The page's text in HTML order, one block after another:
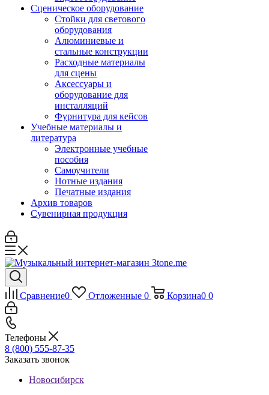
Сценическое оборудование
Стойки для светового
оборудования
Алюминиевые и
стальные конструкции
Расходные материалы
для сцены
Аксессуары и
оборудование для
инсталляций
Фурнитура для кейсов
Учебные материалы и
литература
Электронные учебные
пособия
Самоучители
Нотные издания
Печатные издания
Архив товаров
Сувенирная продукция
Сравнение0 Отложенные 0 Корзина0 0
Телефоны
8 (800) 555-87-35
Заказать звонок
Новосибирск